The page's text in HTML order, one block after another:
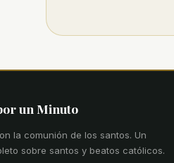
un Minuto
la comunión de los santos. Un
sobre santos y beatos católicos.